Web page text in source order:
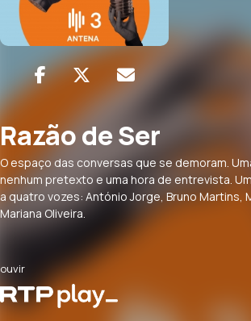
Razão de Ser
O espaço das conversas que se demoram.
nenhum pretexto e uma hora de entrevista.
a quatro vozes: António Jorge, Bruno Martins,
Mariana Oliveira.
ouvir